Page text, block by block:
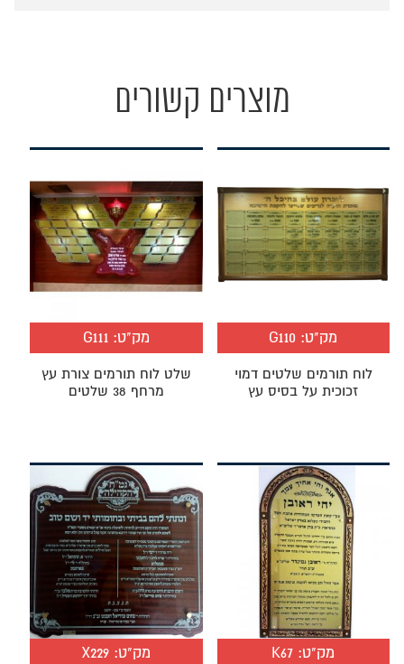
מוצרים קשורים
מק"ט: G110
לוח תורמים שלטים דמוי
זכוכית על בסיס עץ
מק"ט:G111
שלט לוח תורמים צורת עץ
מרחף 38 שלטים
מק"ט: K67 מק"ט:X229